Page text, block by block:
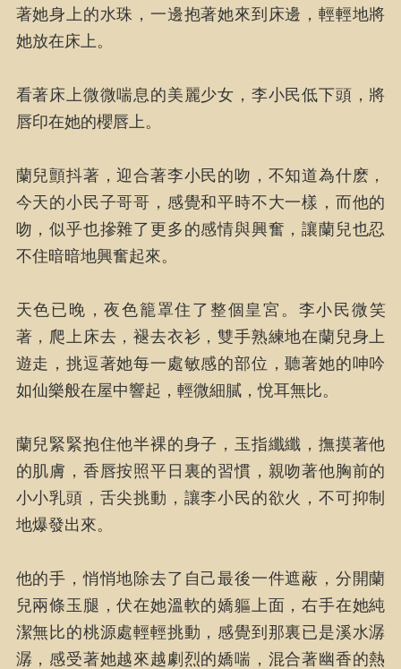
著她身上的水珠，一邊抱著她來到床邊，輕輕地將
她放在床上。
看著床上微微喘息的美麗少女，李小民低下頭，將
唇印在她的櫻唇上。
蘭兒顫抖著，迎合著李小民的吻，不知道為什麽，
今天的小民子哥哥，感覺和平時不大一樣，而他的
吻，似乎也摻雜了更多的感情與興奮，讓蘭兒也忍
不住暗暗地興奮起來。
天色已晚，夜色籠罩住了整個皇宮。李小民微笑
著，爬上床去，褪去衣衫，雙手熟練地在蘭兒身上
遊走，挑逗著她每一處敏感的部位，聽著她的呻吟
如仙樂般在屋中響起，輕微細膩，悅耳無比。
蘭兒緊緊抱住他半裸的身子，玉指纖纖，撫摸著他
的肌膚，香唇按照平日裏的習慣，親吻著他胸前的
小小乳頭，舌尖挑動，讓李小民的欲火，不可抑制
地爆發出來。
他的手，悄悄地除去了自己最後一件遮蔽，分開蘭
兒兩條玉腿，伏在她溫軟的嬌軀上面，右手在她純
潔無比的桃源處輕輕挑動，感覺到那裏已是溪水潺
潺，感受著她越來越劇烈的嬌喘，混合著幽香的熱